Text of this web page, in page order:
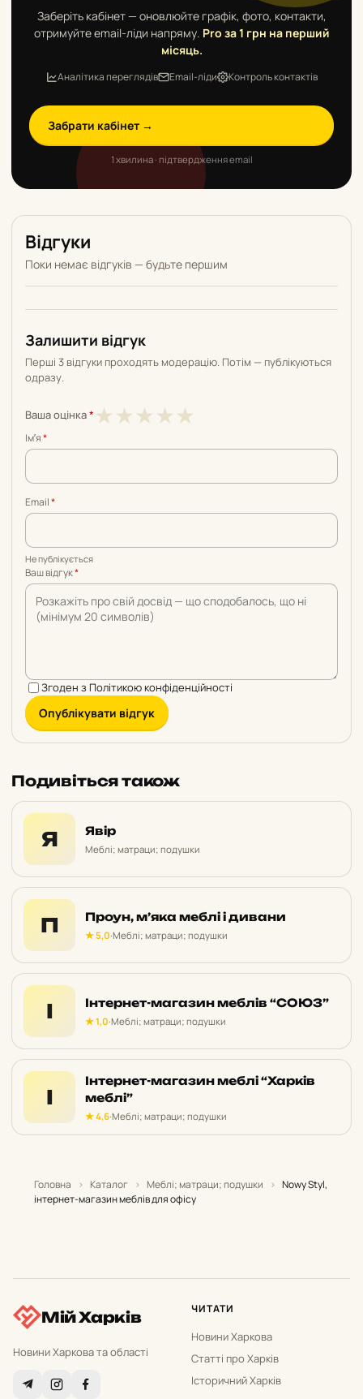
Заберіть кабінет — оновлюйте графік, фото, контакти,
отримуйте email-ліди напряму. Pro за 1 грн на перший
місяць.
Аналітика переглядів Email-ліди Контроль контактів
Забрати кабінет →
1 хвилина · підтвердження email
Відгуки
Поки немає відгуків — будьте першим
Залишити відгук
Перші 3 відгуки проходять модерацію. Потім — публікуються
одразу.
Ваша оцінка* ★
5
★4
5
★3
5
★2
5
★1
5
Імʼя*
Email*
Не публікується
Ваш відгук*
Згоден з Політикою конфіденційності
Опублікувати відгук
Подивіться також
Я Явір
Меблі; матраци; подушки
П Проун, м’яка меблі і дивани
★ 5,0·Меблі; матраци; подушки
І Інтернет-магазин меблів “СОЮЗ”
★ 1,0·Меблі; матраци; подушки
І
Інтернет-магазин меблі “Харків
меблі”
★ 4,6·Меблі; матраци; подушки
Головна › Каталог › Меблі; матраци; подушки › Nowy Styl,
інтернет-магазин меблів для офісу
Мій Харків
Новини Харкова та області
ЧИТАТИ
Новини Харкова
Статті про Харків
Історичний Харків